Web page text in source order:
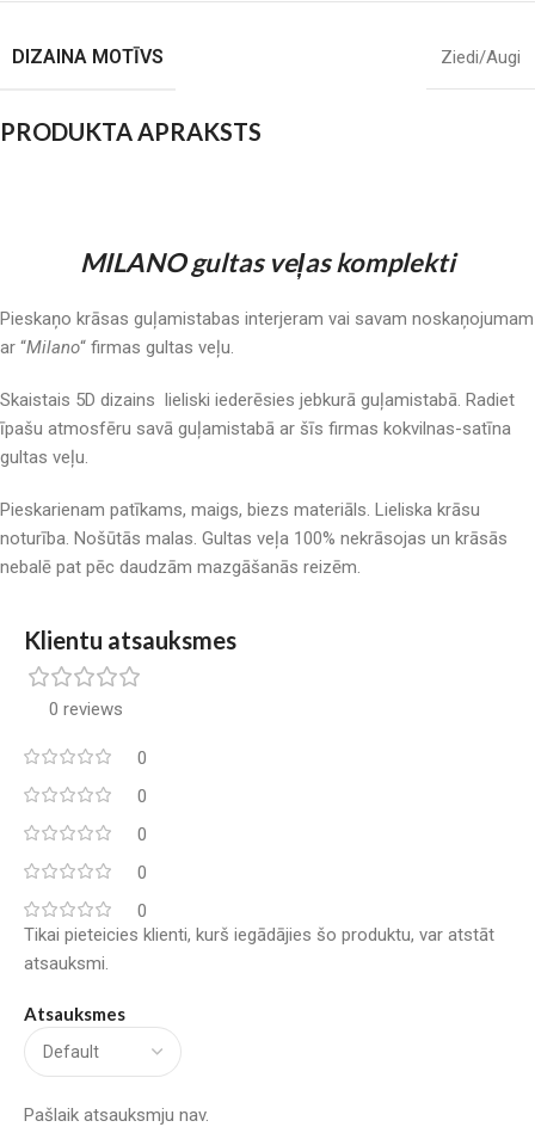
DIZAINA MOTĪVS Ziedi/Augi
PRODUKTA APRAKSTS
MILANO gultas veļas komplekti
Pieskaņo krāsas guļamistabas interjeram vai savam noskaņojumam
ar “Milano“ firmas gultas veļu.
Skaistais 5D dizains lieliski iederēsies jebkurā guļamistabā. Radiet
īpašu atmosfēru savā guļamistabā ar šīs firmas kokvilnas-satīna
gultas veļu.
Pieskarienam patīkams, maigs, biezs materiāls. Lieliska krāsu
noturība. Nošūtās malas. Gultas veļa 100% nekrāsojas un krāsās
nebalē pat pēc daudzām mazgāšanās reizēm.
Klientu atsauksmes
0 reviews
0
0
0
0
0
Atsauksmes
Pašlaik atsauksmju nav.
Tikai pieteicies klienti, kurš iegādājies šo produktu, var atstāt
atsauksmi.